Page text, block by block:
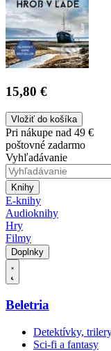
15,80 €
Vložiť do košíka
Pri nákupe nad 49 €
poštovné zadarmo
Vyhľadávanie
Knihy
E-knihy
Audioknihy
Hry
Filmy
Doplnky
Beletria
Detektívky,
Sci-fi a fantasy